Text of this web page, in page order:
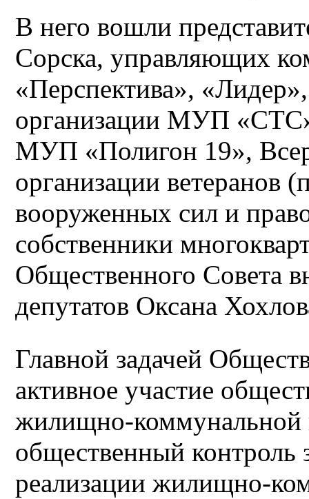
В него вошли
Сорска, управляющих
«Перспектива»,
организации МУП
МУП «Полигон 19»,
организации ветеранов
вооруженных сил и
собственники
Общественного Совета
депутатов Оксана
Главной задачей
активное участие
жилищно-коммунальной
общественный контроль
реализации жилищно-